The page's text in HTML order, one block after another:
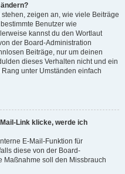
zeigen an, wie viele Beiträge
Benutzer wie
kannst du den Wortlaut
der Board-Administration
Beiträge, nur um deinen
dieses Verhalten nicht und ein
unter Umständen einfach
Link klicke, werde ich
E-Mail-Funktion für
diese von der Board-
Maßnahme soll den Missbrauch